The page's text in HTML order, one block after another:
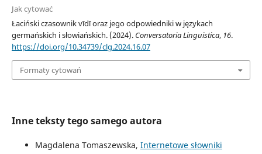
Jak cytować
Łaciński czasownik vīdī oraz jego odpowiedniki w językach
germańskich i słowiańskich. (2024). Conversatoria Linguistica, 16.
https://doi.org/10.34739/clg.2024.16.07
Formaty cytowań
Inne teksty tego samego autora
Magdalena Tomaszewska, Internetowe słowniki